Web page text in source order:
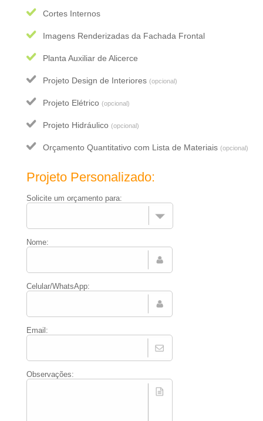
Cortes Internos
Imagens Renderizadas da Fachada Frontal
Planta Auxiliar de Alicerce
Projeto Design de Interiores (opcional)
Projeto Elétrico (opcional)
Projeto Hidráulico (opcional)
Orçamento Quantitativo com Lista de Materiais (opcional)
Projeto Personalizado:
Solicite um orçamento para:
Nome:
Celular/WhatsApp:
Email:
Observações: